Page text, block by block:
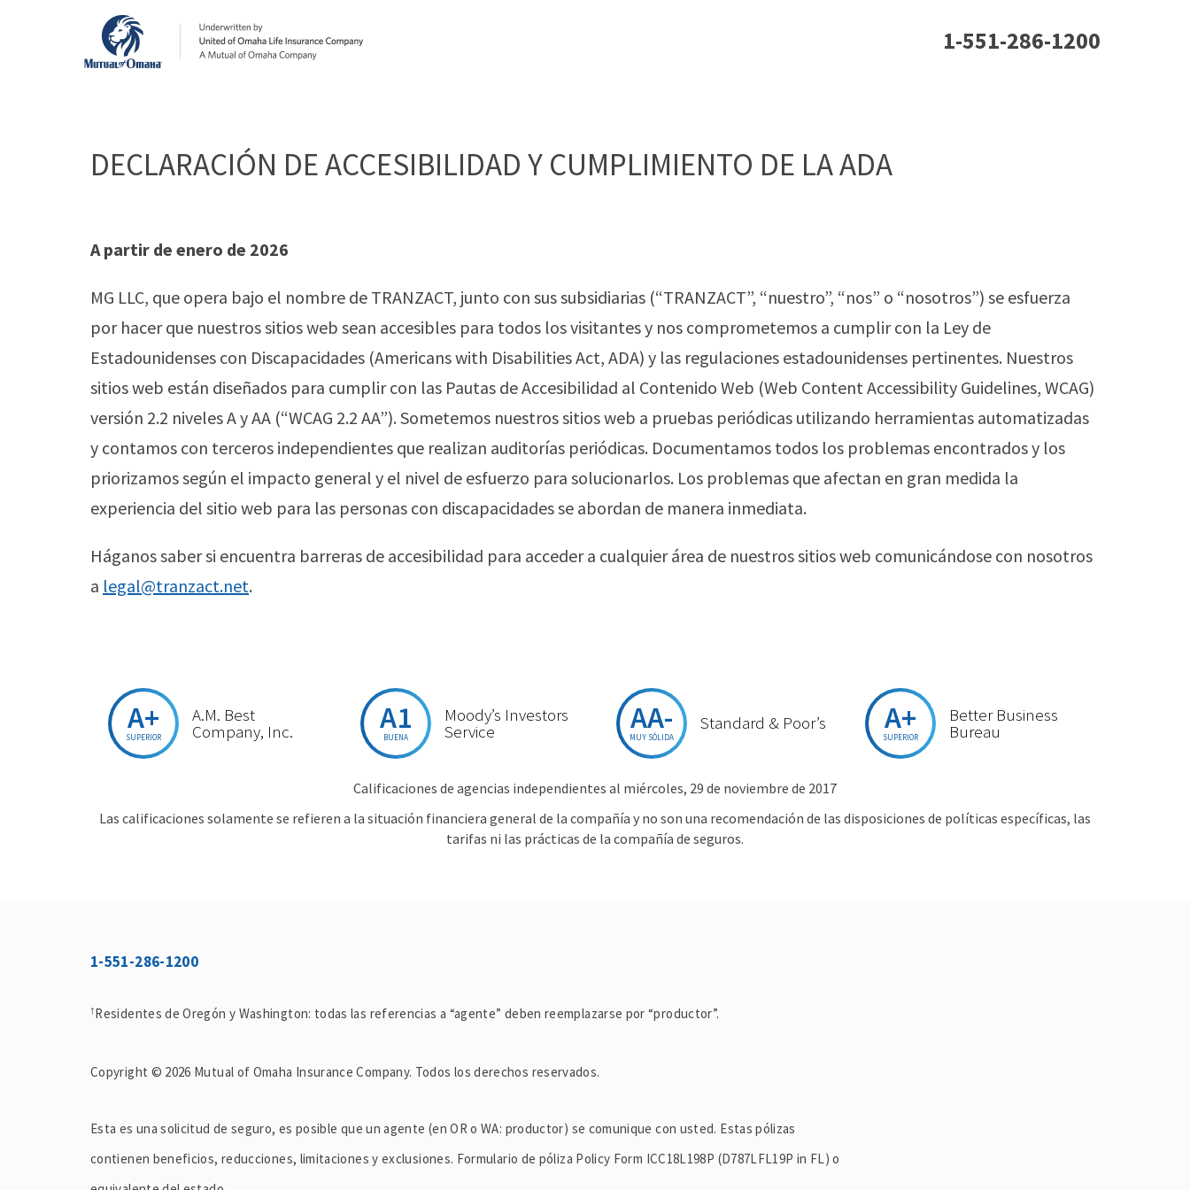
1-551-286-1200
DECLARACIÓN DE ACCESIBILIDAD Y CUMPLIMIENTO DE LA ADA
A partir de enero de 2026
MG LLC, que opera bajo el nombre de TRANZACT, junto con sus subsidiarias (“TRANZACT”, “nuestro”, “nos” o “nosotros”) se esfuerza
por hacer que nuestros sitios web sean accesibles para todos los visitantes y nos comprometemos a cumplir con la Ley de
Estadounidenses con Discapacidades (Americans with Disabilities Act, ADA) y las regulaciones estadounidenses pertinentes. Nuestros
sitios web están diseñados para cumplir con las Pautas de Accesibilidad al Contenido Web (Web Content Accessibility Guidelines, WCAG)
versión 2.2 niveles A y AA (“WCAG 2.2 AA”). Sometemos nuestros sitios web a pruebas periódicas utilizando herramientas automatizadas
y contamos con terceros independientes que realizan auditorías periódicas. Documentamos todos los problemas encontrados y los
priorizamos según el impacto general y el nivel de esfuerzo para solucionarlos. Los problemas que afectan en gran medida la
experiencia del sitio web para las personas con discapacidades se abordan de manera inmediata.
Háganos saber si encuentra barreras de accesibilidad para acceder a cualquier área de nuestros sitios web comunicándose con nosotros
a legal@tranzact.net.
A+
SUPERIOR
A.M. Best
Company, Inc. A1
BUENA
Moody’s Investors
Service AA-
MUY SÓLIDA
Standard & Poor’s A+
SUPERIOR
Better Business
Bureau
Calificaciones de agencias independientes al miércoles, 29 de noviembre de 2017
Las calificaciones solamente se refieren a la situación financiera general de la compañía y no son una recomendación de las disposiciones de políticas específicas, las
tarifas ni las prácticas de la compañía de seguros.
1-551-286-1200
†Residentes de Oregón y Washington: todas las referencias a “agente” deben reemplazarse por “productor”.
Copyright © 2026 Mutual of Omaha Insurance Company. Todos los derechos reservados.
Esta es una solicitud de seguro, es posible que un agente (en OR o WA: productor) se comunique con usted. Estas pólizas
contienen beneficios, reducciones, limitaciones y exclusiones. Formulario de póliza Policy Form ICC18L198P (D787LFL19P in FL) o